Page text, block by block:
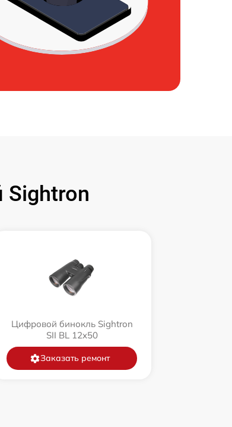
Цифровой бинокль Sightron
SII BL 12x50
Заказать ремонт